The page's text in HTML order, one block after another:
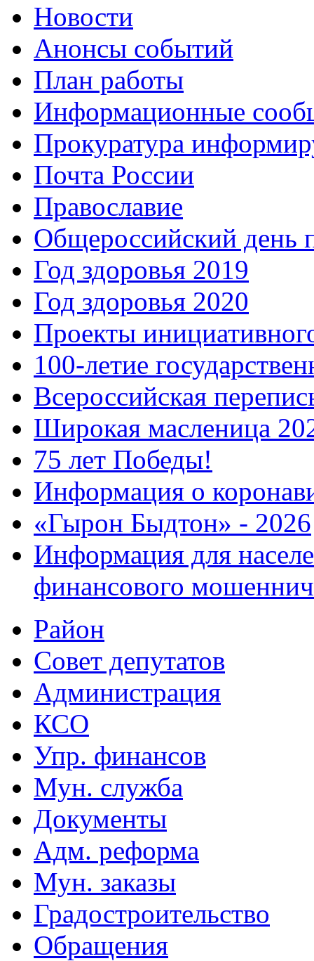
Новости
Анонсы событий
План работы
Информационные
Прокуратура
Почта России
Православие
Общероссийский день
Год здоровья 2019
Год здоровья 2020
Проекты
100-летие
Всероссийская
Широкая масленица
75 лет Победы!
Информация о
«Гырон Быдтон» - 2026
Информация для
финансового
Район
Совет депутатов
Администрация
КСО
Упр. финансов
Мун. служба
Документы
Адм. реформа
Мун. заказы
Градостроительство
Обращения